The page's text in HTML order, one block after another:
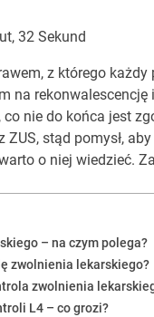
32 Sekund
z którego
na
nie do końca jest
ZUS, stąd pomysł,
o niej wiedzieć.
– na czym polega?
zwolnienia lekarskiego?
zwolnienia
L4 – co grozi?